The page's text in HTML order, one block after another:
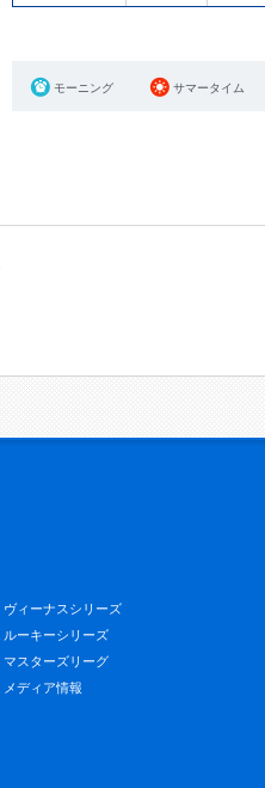
モーニング サマータイム
ヴィーナスシリーズ
ルーキーシリーズ
マスターズリーグ
メディア情報